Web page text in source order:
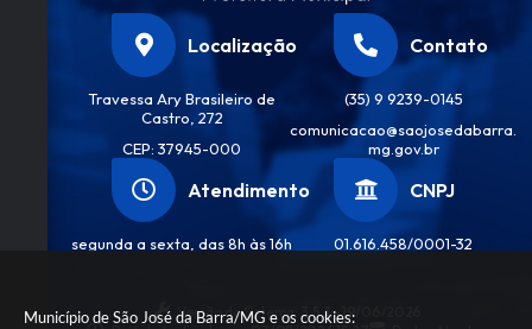
Município de São José da Barra/MG e os cookies:
Localização
Travessa Ary Brasileiro de
Castro, 272
CEP: 37945-000
Contato
(35) 9 9239-0145
comunicacao@saojosedabarra.
mg.gov.br
Atendimento
segunda a sexta, das 8h às 16h
CNPJ
01.616.458/0001-32
Versão do Sistema: 3.5.3 - 19/06/2026